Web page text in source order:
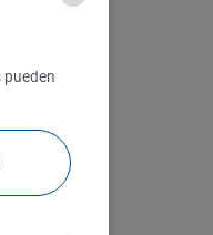
pueden